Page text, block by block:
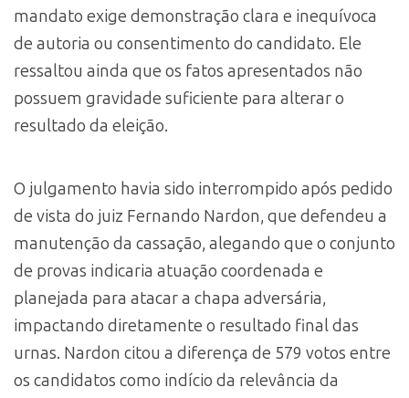
mandato exige demonstração clara e inequívoca
de autoria ou consentimento do candidato. Ele
ressaltou ainda que os fatos apresentados não
possuem gravidade suficiente para alterar o
resultado da eleição.
O julgamento havia sido interrompido após pedido
de vista do juiz Fernando Nardon, que defendeu a
manutenção da cassação, alegando que o conjunto
de provas indicaria atuação coordenada e
planejada para atacar a chapa adversária,
impactando diretamente o resultado final das
urnas. Nardon citou a diferença de 579 votos entre
os candidatos como indício da relevância da